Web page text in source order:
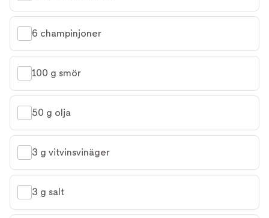
6 champinjoner
100 g smör
50 g olja
3 g vitvinsvinäger
3 g salt